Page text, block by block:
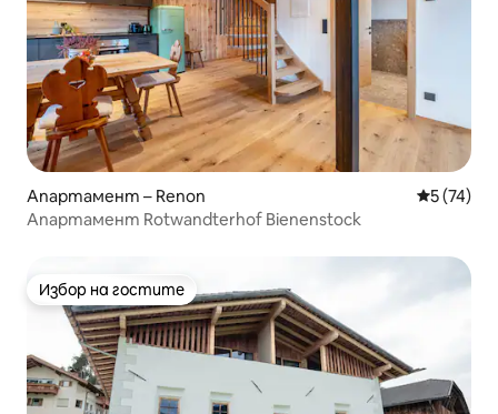
Апартамент – Renon Средна
5 (74)
Апартамент Rotwandterhof Bienenstock
Избор на гостите
Избор на гостите